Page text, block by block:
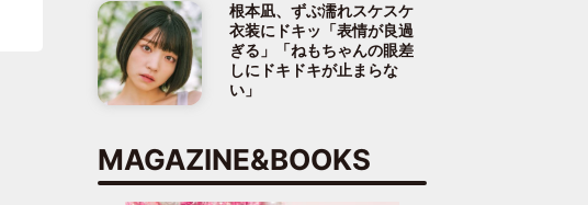
根本凪、ずぶ濡れスケスケ
衣装にドキッ「表情が良過
ぎる」「ねもちゃんの眼差
しにドキドキが止まらな
い」
MAGAZINE&BOOKS